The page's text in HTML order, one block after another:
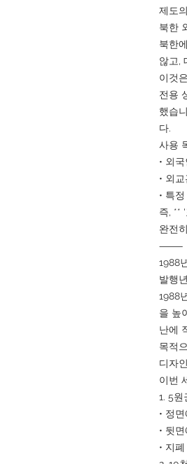
제도
북한
북한
않고,
이것
전용
했습
다.
사용
• 외
• 외
• 특
즉, **
완전
⸻
1988
발행
1988
을 높
난에
목적
디자
이번
1. 5원
• 정
• 뒷
• 지